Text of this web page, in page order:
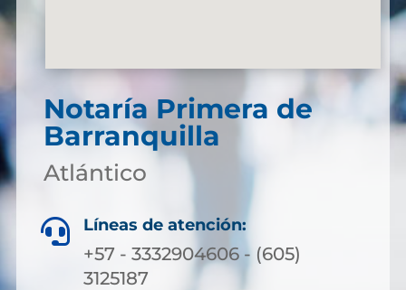
Notaría Primera de
Barranquilla
Atlántico
 Líneas de atención:
+57 - 3332904606 - (605)
3125187